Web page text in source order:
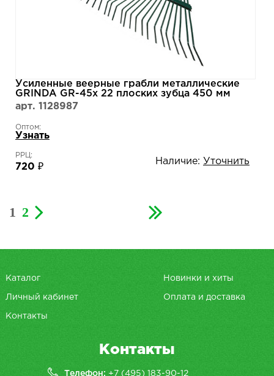
Усиленные веерные грабли металлические
GRINDA GR-45x 22 плоских зубца 450 мм
421871
арт. 1128987
Оптом:
Узнать
РРЦ:
720 ₽
Наличие: Уточнить
1 2
Каталог Новинки и хиты
Личный кабинет Оплата и доставка
Контакты
Контакты
Телефон: +7 (495) 183-90-12